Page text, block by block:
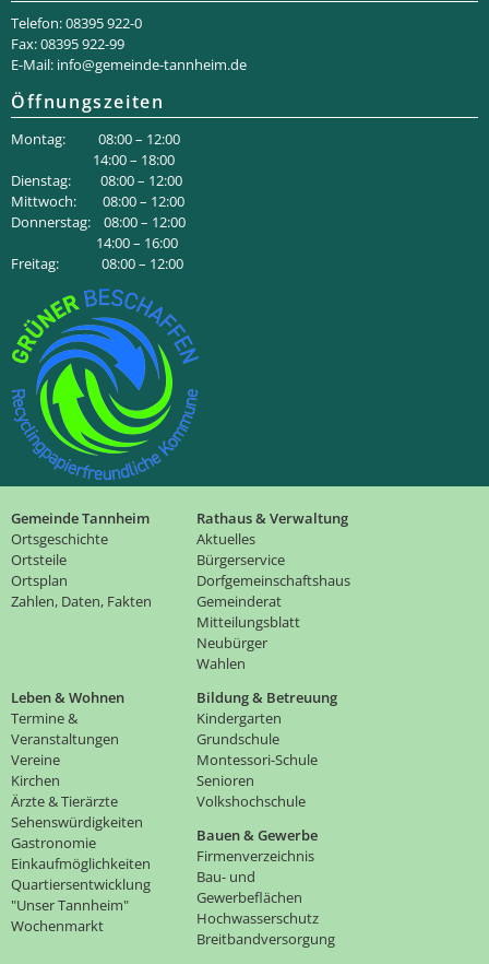
Telefon: 08395 922-0
Fax: 08395 922-99
E-Mail: info@gemeinde-tannheim.de
Öffnungszeiten
Montag: 08:00 – 12:00
14:00 – 18:00
Dienstag: 08:00 – 12:00
Mittwoch: 08:00 – 12:00
Donnerstag: 08:00 – 12:00
14:00 – 16:00
Freitag: 08:00 – 12:00
Gemeinde Tannheim
Ortsgeschichte
Ortsteile
Ortsplan
Zahlen, Daten, Fakten
Rathaus & Verwaltung
Aktuelles
Bürgerservice
Dorfgemeinschaftshaus
Gemeinderat
Mitteilungsblatt
Neubürger
Wahlen
Leben & Wohnen
Termine &
Veranstaltungen
Vereine
Kirchen
Ärzte & Tierärzte
Sehenswürdigkeiten
Gastronomie
Einkaufmöglichkeiten
Quartiersentwicklung
"Unser Tannheim"
Wochenmarkt
Bildung & Betreuung
Kindergarten
Grundschule
Montessori-Schule
Senioren
Volkshochschule
Bauen & Gewerbe
Firmenverzeichnis
Bau- und
Gewerbeflächen
Hochwasserschutz
Breitbandversorgung